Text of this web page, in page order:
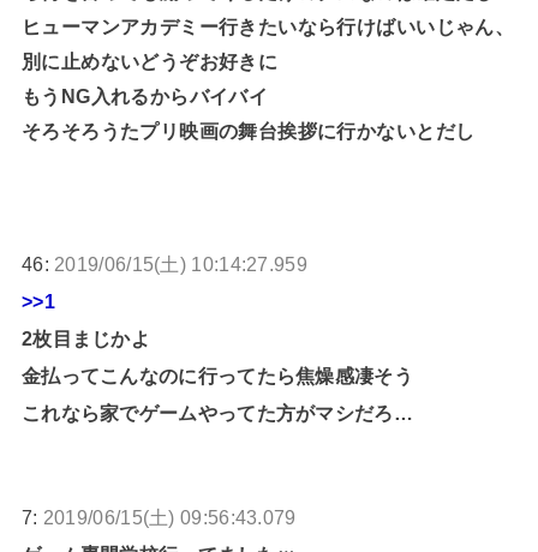
ヒューマンアカデミー行きたいなら行けばいいじゃん、
別に止めないどうぞお好きに
もうNG入れるからバイバイ
そろそろうたプリ映画の舞台挨拶に行かないとだし
46: 2019/06/15(土) 10:14:27.959
>>1
2枚目まじかよ
金払ってこんなのに行ってたら焦燥感凄そう
これなら家でゲームやってた方がマシだろ…
7: 2019/06/15(土) 09:56:43.079